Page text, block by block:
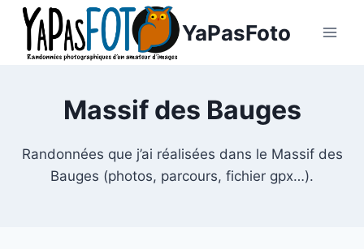
Aller
contenu
YaPasFoto
Massif des Bauges
Randonnées que j’ai réalisées dans le Massif des
Bauges (photos, parcours, fichier gpx…).